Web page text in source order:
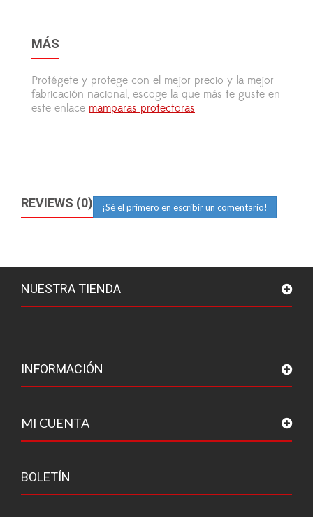
MÁS
Protégete y protege con el mejor precio y la mejor
fabricación nacional, escoge la que más te guste en
este enlace mamparas protectoras
REVIEWS (0) ¡Sé el primero en escribir un comentario!
NUESTRA TIENDA
INFORMACIÓN
MI CUENTA
BOLETÍN